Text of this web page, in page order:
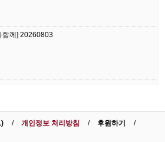
함께] 20260803
개인정보 처리방침
후원하기